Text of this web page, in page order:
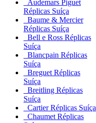
Audemars Piguet
Réplicas Suíça
Baume & Mercier
Réplicas Suíça
Bell e Ross Réplicas
Suíça
Blancpain Réplicas
Suíça
Breguet Réplicas
Suíça
Breitling Réplicas
Suíça
Cartier Réplicas Suíça
Chaumet Réplicas